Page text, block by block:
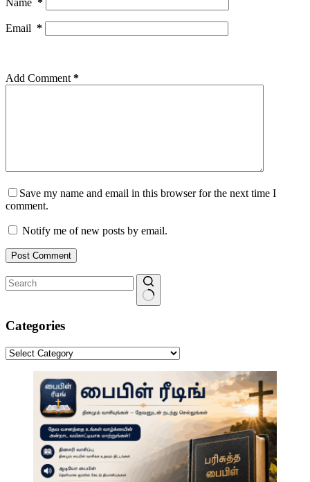
Email *
Add Comment *
Save my name and email in this browser for the next time I
comment.
Notify me of new posts by email.
Post Comment
results
Categories
Categories